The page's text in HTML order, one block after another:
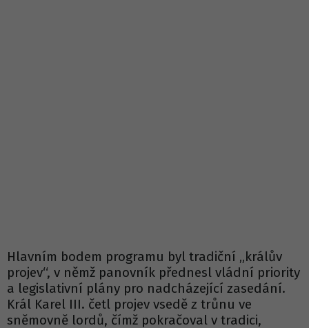
Hlavním bodem programu byl tradiční „králův
projev“, v němž panovník přednesl vládní priority
a legislativní plány pro nadcházející zasedání.
Král Karel III. četl projev vsedě z trůnu ve
sněmovně lordů, čímž pokračoval v tradici,